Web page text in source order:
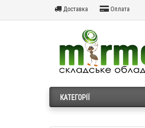
Доставка Оплата
КАТЕГОРІЇ